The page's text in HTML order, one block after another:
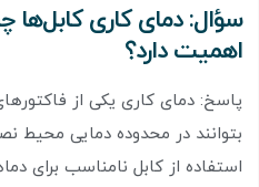
سؤال: دمای کاری کابل‌ها
اهمیت دارد؟
پاسخ: دمای کاری یکی از
بتوانند در محدوده دمایی محیط
استفاده از کابل نامناسب برای